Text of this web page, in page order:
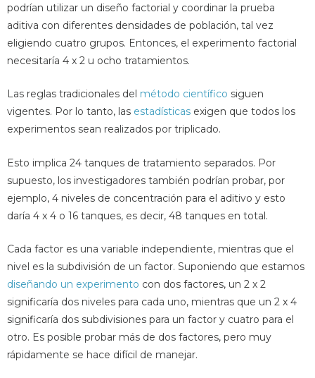
podrían utilizar un diseño factorial y coordinar la prueba
aditiva con diferentes densidades de población, tal vez
eligiendo cuatro grupos. Entonces, el experimento factorial
necesitaría 4 x 2 u ocho tratamientos.
Las reglas tradicionales del método científico siguen
vigentes. Por lo tanto, las estadísticas exigen que todos los
experimentos sean realizados por triplicado.
Esto implica 24 tanques de tratamiento separados. Por
supuesto, los investigadores también podrían probar, por
ejemplo, 4 niveles de concentración para el aditivo y esto
daría 4 x 4 o 16 tanques, es decir, 48 tanques en total.
Cada factor es una variable independiente, mientras que el
nivel es la subdivisión de un factor. Suponiendo que estamos
diseñando un experimento con dos factores, un 2 x 2
significaría dos niveles para cada uno, mientras que un 2 x 4
significaría dos subdivisiones para un factor y cuatro para el
otro. Es posible probar más de dos factores, pero muy
rápidamente se hace difícil de manejar.